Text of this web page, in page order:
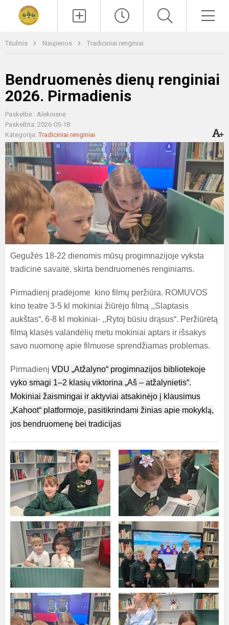
Titulinis Naujienos Tradiciniai renginiai
Bendruomenės dienų renginiai
2026. Pirmadienis
Paskelbė : Aleknienė
Paskelbta: 2026-05-18
Kategorija:Tradiciniai renginiai
Gegužės 18-22 dienomis mūsų progimnazijoje vyksta
tradicinė savaitė, skirta bendruomenės renginiams.
Pirmadienį pradėjome kino filmų peržiūra. ROMUVOS
kino teatre 3-5 kl mokiniai žiūrėjo filmą ,,Slaptasis
aukštas“, 6-8 kl mokiniai- ,,Rytoj būsiu drąsus“. Peržiūrėtą
filmą klasės valandėlių metu mokiniai aptars ir išsakys
savo nuomonę apie filmuose sprendžiamas problemas.
Pirmadienį VDU „Atžalyno“ progimnazijos bibliotekoje
vyko smagi 1–2 klasių viktorina „Aš – atžalynietis“.
Mokiniai žaismingai ir aktyviai atsakinėjo į klausimus
„Kahoot“ platformoje, pasitikrindami žinias apie mokykl ą,
jos bendruomenę bei tradicijas